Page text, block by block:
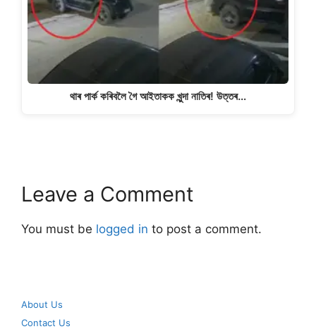
থাৰ পাৰ্ক কৰিবলৈ গৈ আইতাকক খুন্দা নাতিৰ! উত্তৰ…
Leave a Comment
You must be logged in to post a comment.
About Us
Contact Us